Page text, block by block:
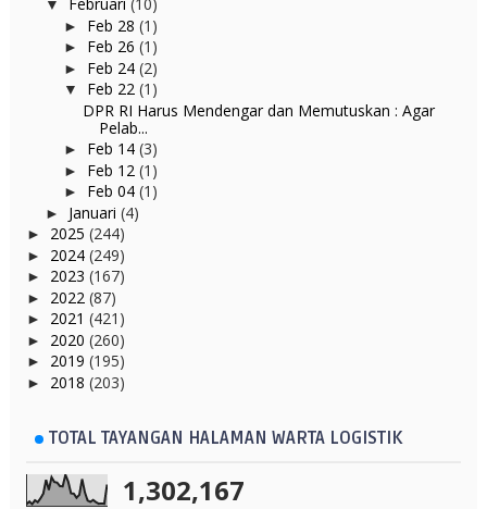
▼
► Feb 28 (1)
► Feb 26 (1)
► Feb 24 (2)
▼ Feb 22 (1)
DPR RI Harus Mendengar dan Memutuskan : Agar
Pelab...
► Feb 14 (3)
► Feb 12 (1)
► Feb 04 (1)
► Januari (4)
► 2025 (244)
► 2024 (249)
► 2023 (167)
► 2022 (87)
► 2021 (421)
► 2020 (260)
► 2019 (195)
► 2018 (203)
TOTAL TAYANGAN HALAMAN WARTA LOGISTIK
1,302,167